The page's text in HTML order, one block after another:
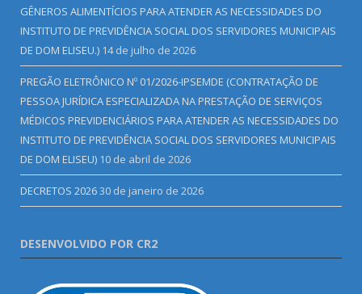
GÊNEROS ALIMENTÍCIOS PARA ATENDER AS NECESSIDADES DO
INSTITUTO DE PREVIDÊNCIA SOCIAL DOS SERVIDORES MUNICIPAIS
DE DOM ELISEU.) 14 de julho de 2026
PREGÃO ELETRÔNICO Nº 01/2026-IPSEMDE (CONTRATAÇÃO DE
PESSOA JURÍDICA ESPECIALIZADA NA PRESTAÇÃO DE SERVIÇOS
MÉDICOS PREVIDENCIÁRIOS PARA ATENDER AS NECESSIDADES DO
INSTITUTO DE PREVIDÊNCIA SOCIAL DOS SERVIDORES MUNICIPAIS
DE DOM ELISEU) 10 de abril de 2026
DECRETOS 202630 de janeiro de 2026
DESENVOLVIDO POR CR2